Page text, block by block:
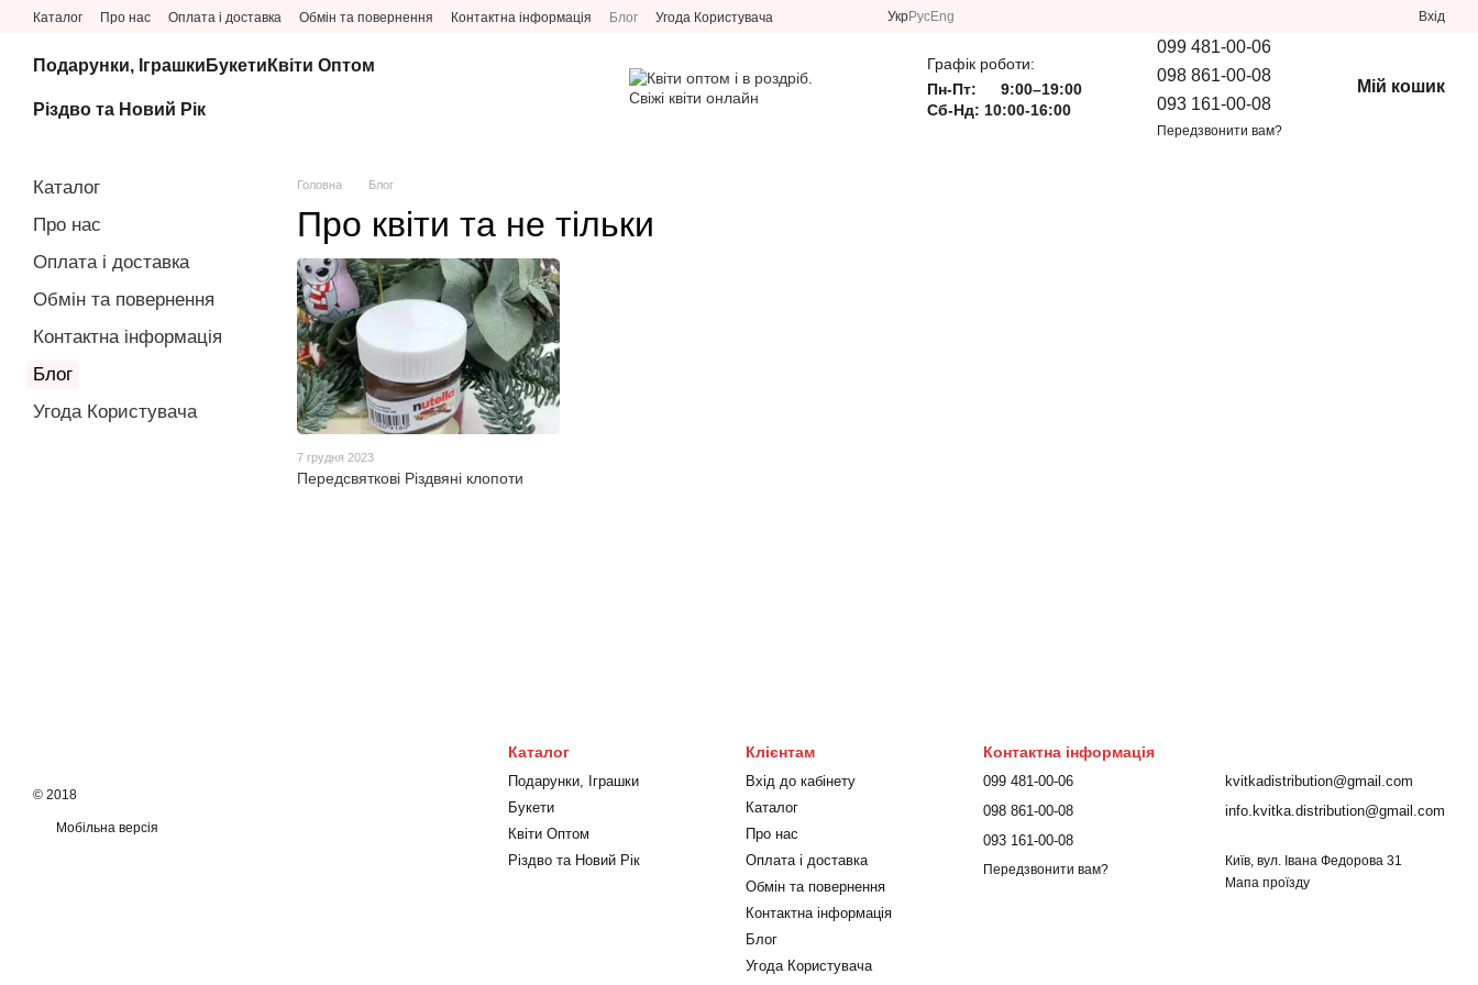
Перейти до основного контенту
Каталог Про нас Оплата і доставка Обмін та повернення Контактна інформація Блог Угода Користувача УкрРусEng Вхід
Подарунки, Іграшки Букети Квіти Оптом
Різдво та Новий Рік
Графік роботи:
Пн-Пт:
9:00–19:00
Сб-Нд: 10:00-16:00
099 481-00-06
098 861-00-08
093 161-00-08
Передзвонити вам?
Мій кошик
Головна Блог
Про квіти та не тільки
7 грудня 2023
Передсвяткові Різдвяні клопоти
Каталог
Про нас
Оплата і доставка
Обмін та повернення
Контактна інформація
Блог
Угода Користувача
© 2018
Мобільна версія
Каталог
Подарунки, Іграшки
Букети
Квіти Оптом
Різдво та Новий Рік
Клієнтам
Вхід до кабінету
Каталог
Про нас
Оплата і доставка
Обмін та повернення
Контактна інформація
Блог
Угода Користувача
Контактна інформація
099 481-00-06
098 861-00-08
093 161-00-08
Передзвонити вам?
kvitkadistribution@gmail.com
info.kvitka.distribution@gmail.com
Київ, вул. Івана Федорова 31
Мапа проїзду